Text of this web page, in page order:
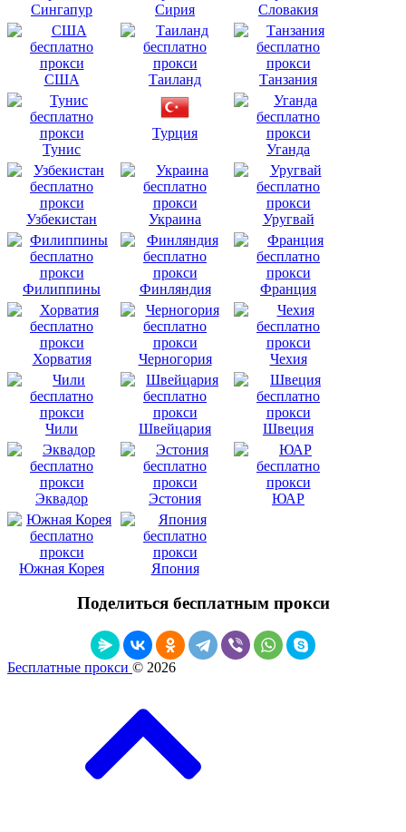
Сингапур Сирия Словакия
США Таиланд Танзания
Тунис
Турция
Уганда
Узбекистан Украина Уругвай
Филиппины Финляндия Франция
Хорватия Черногория Чехия
Чили Швейцария Швеция
Эквадор Эстония ЮАР
Южная Корея Япония
Поделиться бесплатным прокси
Бесплатные прокси © 2026